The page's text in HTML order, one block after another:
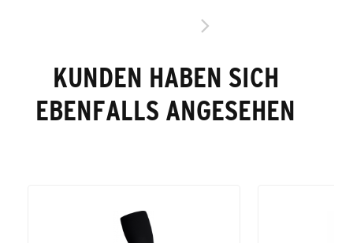
KUNDEN HABEN SICH
EBENFALLS ANGESEHEN